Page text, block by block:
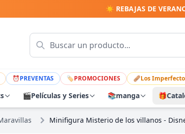
☀️ REBAJAS DE
⏰PREVENTAS 🏷PROMOCIONES 🩹Los
🎬Películas y Series 📚manga 🎁
Minifigura Misterio de los villanos -